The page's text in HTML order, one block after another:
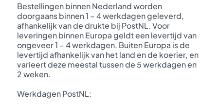
Bestellingen binnen Nederland worden
doorgaans binnen 1 – 4 werkdagen geleverd,
afhankelijk van de drukte bij PostNL. Voor
leveringen binnen Europa geldt een levertijd van
ongeveer 1 – 4 werkdagen. Buiten Europa is de
levertijd afhankelijk van het land en de koerier, en
varieert deze meestal tussen de 5 werkdagen en
2 weken.
Werkdagen PostNL: